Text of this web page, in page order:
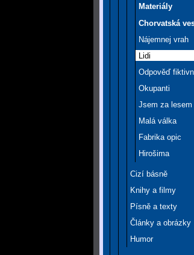
Materiály
Chorvatská
Nájemnej vrah
Lidi
Odpověď
Okupanti
Jsem za lesem
Malá válka
Fabrika opic
Hirošima
Cizí básně
Knihy a filmy
Písně a texty
Články a obrázky
Humor